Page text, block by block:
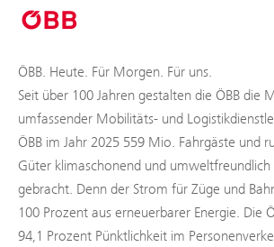
ÖBB. Heute. Für Morgen. Für uns.
Seit über 100 Jahren gestalten die ÖBB die
umfassender Mobilitäts- und
ÖBB im Jahr 2025 559 Mio. Fahrgäste und
Güter klimaschonend und umweltfreundlich
gebracht. Denn der Strom für Züge und
100 Prozent aus erneuerbarer Energie. Die
94,1 Prozent Pünktlichkeit im